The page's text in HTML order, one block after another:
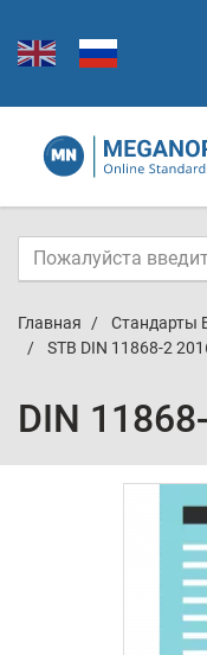
Главная Стандарты
STB DIN 11868-2
DIN